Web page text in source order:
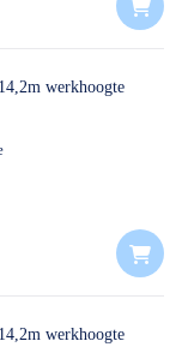
werkhoogte
werkhoogte